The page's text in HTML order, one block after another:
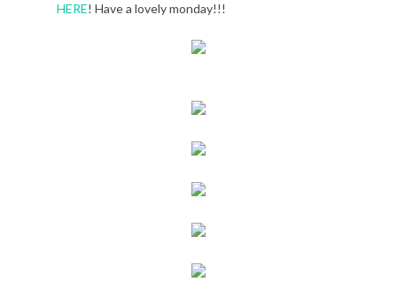
HERE! Have a lovely monday!!!